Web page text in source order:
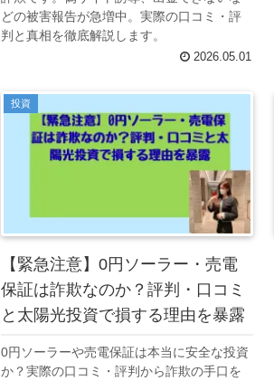
どの被害報告が急増中。実際の口コミ・評
判と真相を徹底解説します。
2026.05.01
投資
【緊急注意】0円ソーラー・売電
保証は詐欺なのか？評判・口コミ
と太陽光投資で損する理由を暴露
0円ソーラーや売電保証は本当に安全な投資
か？実際の口コミ・評判から詐欺の手口を